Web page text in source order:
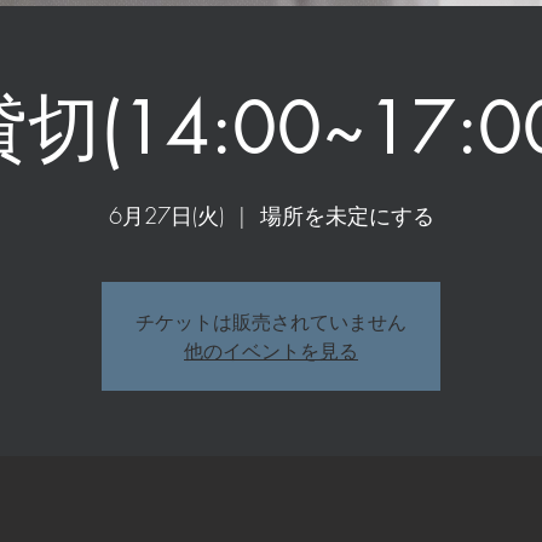
切
6月27日(火)
  |
場所を未定にする
チケットは販売されていません
他のイベントを見る